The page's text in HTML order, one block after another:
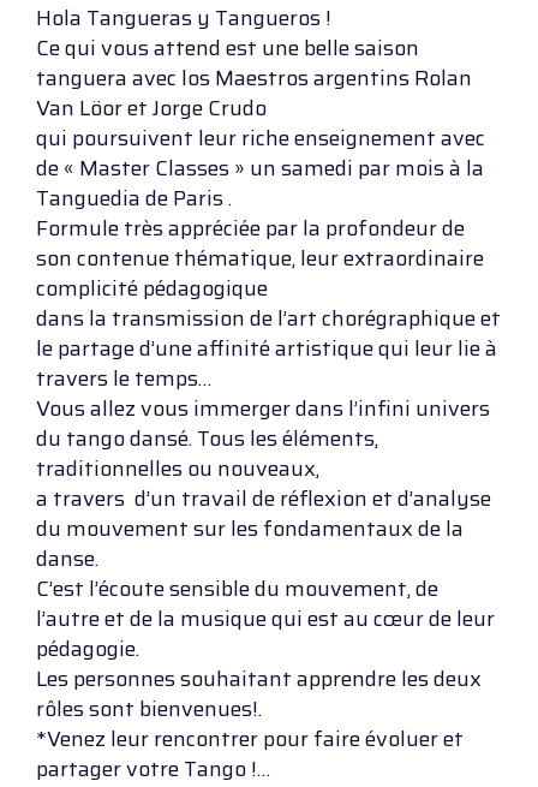
Hola Tangueras y Tangueros !
Ce qui vous attend est une belle saison
tanguera avec los Maestros argentins Rolan
Van Löor et Jorge Crudo
qui poursuivent leur riche enseignement avec
de « Master Classes » un samedi par mois à la
Tanguedia de Paris .
Formule très appréciée par la profondeur de
son contenue thématique, leur extraordinaire
complicité pédagogique
dans la transmission de l’art chorégraphique et
le partage d’une affinité artistique qui leur lie à
travers le temps…
Vous allez vous immerger dans l’infini univers
du tango dansé. Tous les éléments,
traditionnelles ou nouveaux,
a travers d’un travail de réflexion et d’analyse
du mouvement sur les fondamentaux de la
danse.
C’est l’écoute sensible du mouvement, de
l’autre et de la musique qui est au cœur de leur
pédagogie.
Les personnes souhaitant apprendre les deux
rôles sont bienvenues!.
*Venez leur rencontrer pour faire évoluer et
partager votre Tango !…